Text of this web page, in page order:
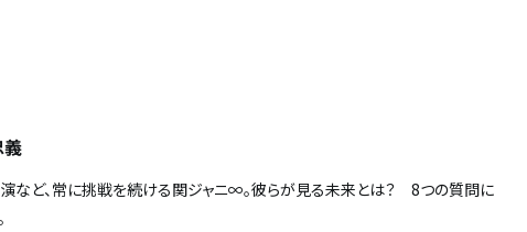
など、常に挑戦を続ける関ジャニ∞。彼らが見る未来とは？ 8つの質問に